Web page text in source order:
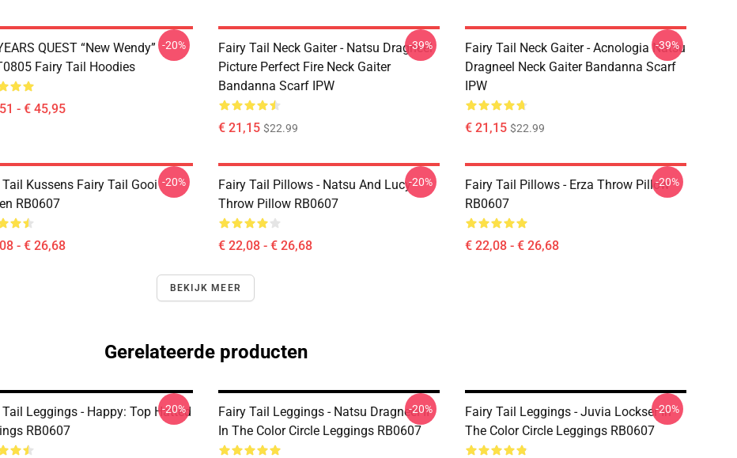
QUEST “New Wendy”
Fairy Tail Hoodies
- € 45,95
-20%
Fairy Tail Neck Gaiter - Natsu Dragneel
Picture Perfect Fire Neck Gaiter
Bandanna Scarf IPW
€ 21,15 $22.99
-39%
Fairy Tail Neck Gaiter - Acnologia Natsu
Dragneel Neck Gaiter Bandanna Scarf
IPW
€ 21,15 $22.99
-39%
Tail Kussens Fairy Tail Gooi
RB0607
- € 26,68
-20%
Fairy Tail Pillows - Natsu And Lucy
Throw Pillow RB0607
€ 22,08 - € 26,68
-20%
Fairy Tail Pillows - Erza Throw Pillow
RB0607
€ 22,08 - € 26,68
-20%
BEKIJK MEER
Gerelateerde producten
Tail Leggings - Happy: Top Hatted
RB0607
-20%
Fairy Tail Leggings - Natsu Dragneel II
In The Color Circle Leggings RB0607
-20%
Fairy Tail Leggings - Juvia Lockser In
The Color Circle Leggings RB0607
-20%